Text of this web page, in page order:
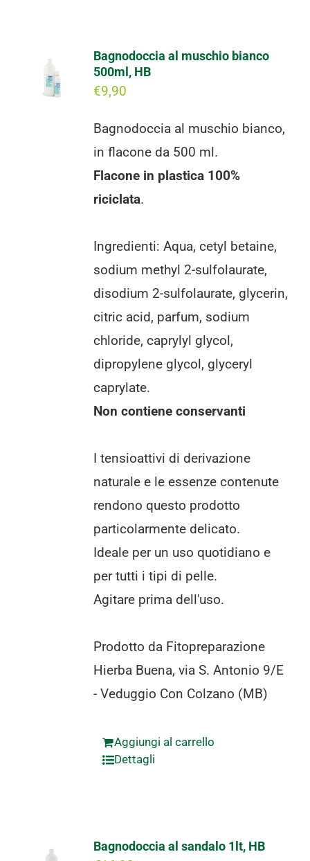
Bagnodoccia al muschio bianco
500ml, HB
€9,90
Bagnodoccia al muschio bianco,
in flacone da 500 ml.
Flacone in plastica 100%
riciclata.
Ingredienti: Aqua, cetyl betaine,
sodium methyl 2-sulfolaurate,
disodium 2-sulfolaurate, glycerin,
citric acid, parfum, sodium
chloride, caprylyl glycol,
dipropylene glycol, glyceryl
caprylate.
Non contiene conservanti
I tensioattivi di derivazione
naturale e le essenze contenute
rendono questo prodotto
particolarmente delicato.
Ideale per un uso quotidiano e
per tutti i tipi di pelle.
Agitare prima dell'uso.
Prodotto da Fitopreparazione
Hierba Buena, via S. Antonio 9/E
- Veduggio Con Colzano (MB)
Aggiungi al carrello
Dettagli
Bagnodoccia al sandalo 1lt, HB